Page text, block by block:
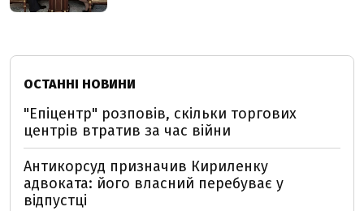
ОСТАННІ НОВИНИ
"Епіцентр" розповів, скільки торгових
центрів втратив за час війни
Антикорсуд призначив Кириленку
адвоката: його власний перебуває у
відпустці